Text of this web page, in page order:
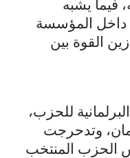
فيما يشبه
داخل المؤسسة
القوة بين
للحزب،
وتدحرجت
الحزب المنتخب